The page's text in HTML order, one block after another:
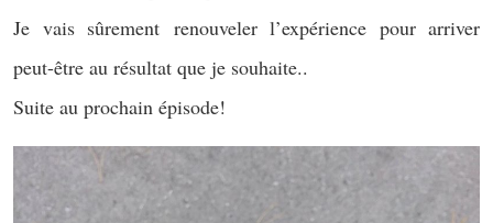
Je vais sûrement renouveler l’expérience pour arriver
peut-être au résultat que je souhaite..
Suite au prochain épisode!